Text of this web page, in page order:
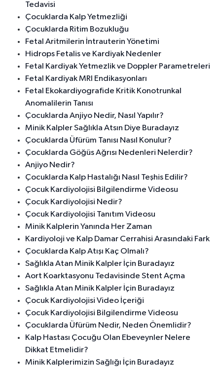
Tedavisi
Çocuklarda Kalp Yetmezliği
Çocuklarda Ritim Bozukluğu
Fetal Aritmilerin İntrauterin Yönetimi
Hidrops Fetalis ve Kardiyak Nedenler
Fetal Kardiyak Yetmezlik ve Doppler Parametreleri
Fetal Kardiyak MRI Endikasyonları
Fetal Ekokardiyografide Kritik Konotrunkal
Anomalilerin Tanısı
Çocuklarda Anjiyo Nedir, Nasıl Yapılır?
Minik Kalpler Sağlıkla Atsın Diye Buradayız
Çocuklarda Üfürüm Tanısı Nasıl Konulur?
Çocuklarda Göğüs Ağrısı Nedenleri Nelerdir?
Anjiyo Nedir?
Çocuklarda Kalp Hastalığı Nasıl Teşhis Edilir?
Çocuk Kardiyolojisi Bilgilendirme Videosu
Çocuk Kardiyolojisi Nedir?
Çocuk Kardiyolojisi Tanıtım Videosu
Minik Kalplerin Yanında Her Zaman
Kardiyoloji ve Kalp Damar Cerrahisi Arasındaki Fark
Çocuklarda Kalp Atışı Kaç Olmalı?
Sağlıkla Atan Minik Kalpler İçin Buradayız
Aort Koarktasyonu Tedavisinde Stent Açma
Sağlıkla Atan Minik Kalpler İçin Buradayız
Çocuk Kardiyolojisi Video İçeriği
Çocuk Kardiyolojisi Bilgilendirme Videosu
Çocuklarda Üfürüm Nedir, Neden Önemlidir?
Kalp Hastası Çocuğu Olan Ebeveynler Nelere
Dikkat Etmelidir?
Minik Kalplerimizin Sağlığı İçin Buradayız